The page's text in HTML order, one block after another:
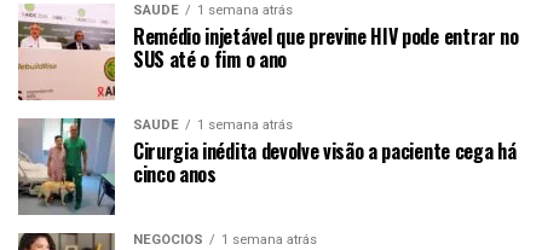
SAÚDE 1 semana atrás
Remédio injetável que previne HIV pode entrar no
SUS até o fim o ano
SAÚDE 1 semana atrás
Cirurgia inédita devolve visão a paciente cega há
cinco anos
NEGÓCIOS 1 semana atrás